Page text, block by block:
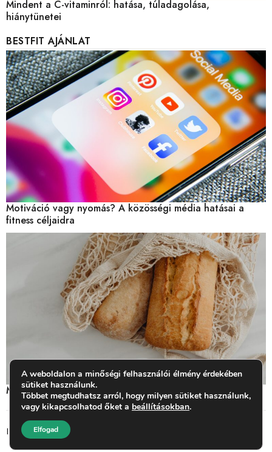
Mindent a C-vitaminról: hatása, túladagolása,
hiánytünetei
BESTFIT AJÁNLAT
Motiváció vagy nyomás? A közösségi média hatásai a
fitness céljaidra
Miben van glutén? Mit jelent a gluténérzékenység?
Impresszum
ASZF
A weboldalon a minőségi felhasználói élmény érdekében
sütiket használunk.
Többet megtudhatsz arról, hogy milyen sütiket használunk,
vagy kikapcsolhatod őket a beállításokban.
Elfogad